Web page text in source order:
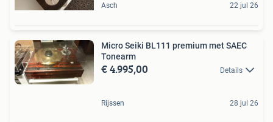
Asch 22 jul 26
Micro Seiki BL111 premium met SAEC
Tonearm
€ 4.995,00 Details
Rijssen 28 jul 26